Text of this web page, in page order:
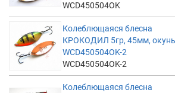
WCD450504OK
Колеблющаяся блесна
КРОКОДИЛ 5гр, 45мм,
WCD450504OK-2
WCD450504OK-2
Колеблющаяся блесна